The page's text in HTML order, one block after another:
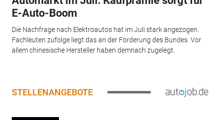
E-Auto-Boom
Die Nachfrage nach Elektroautos hat im Juli stark angezogen.
Fachleuten zufolge liegt das an der Förderung des Bundes. Vor
allem chinesische Hersteller haben demnach zugelegt.
STELLENANGEBOTE